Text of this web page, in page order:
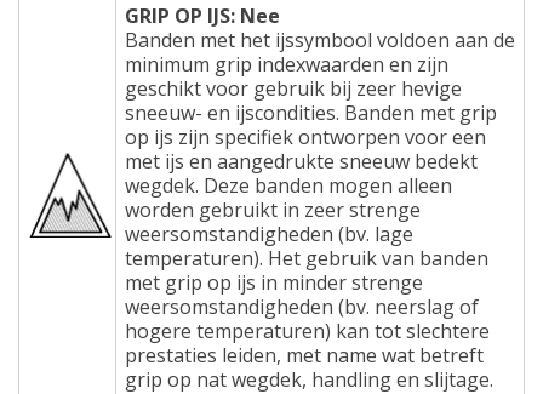
GRIP OP IJS: Nee
Banden met het ijssymbool voldoen aan de
minimum grip indexwaarden en zijn
geschikt voor gebruik bij zeer hevige
sneeuw- en ijscondities. Banden met grip
op ijs zijn specifiek ontworpen voor een
met ijs en aangedrukte sneeuw bedekt
wegdek. Deze banden mogen alleen
worden gebruikt in zeer strenge
weersomstandigheden (bv. lage
temperaturen). Het gebruik van banden
met grip op ijs in minder strenge
weersomstandigheden (bv. neerslag of
hogere temperaturen) kan tot slechtere
prestaties leiden, met name wat betreft
grip op nat wegdek, handling en slijtage.